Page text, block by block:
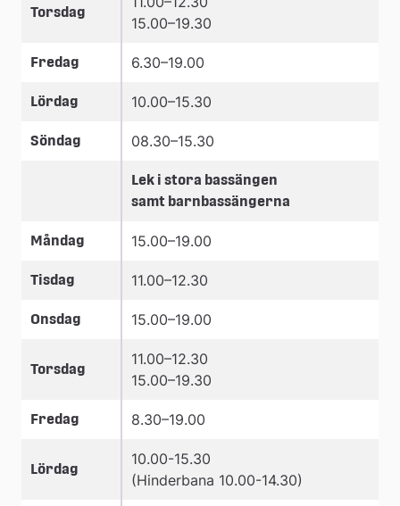
Torsdag
15.00–19.30
Fredag 6.30–19.00
Lördag 10.00–15.30
Söndag 08.30–15.30
samt barnbassängerna
Måndag 15.00–19.00
Tisdag 11.00–12.30
Onsdag 15.00–19.00
Torsdag
11.00–12.30
15.00–19.30
Fredag 8.30–19.00
Lördag
10.00-15.30
(Hinderbana 10.00-14.30)